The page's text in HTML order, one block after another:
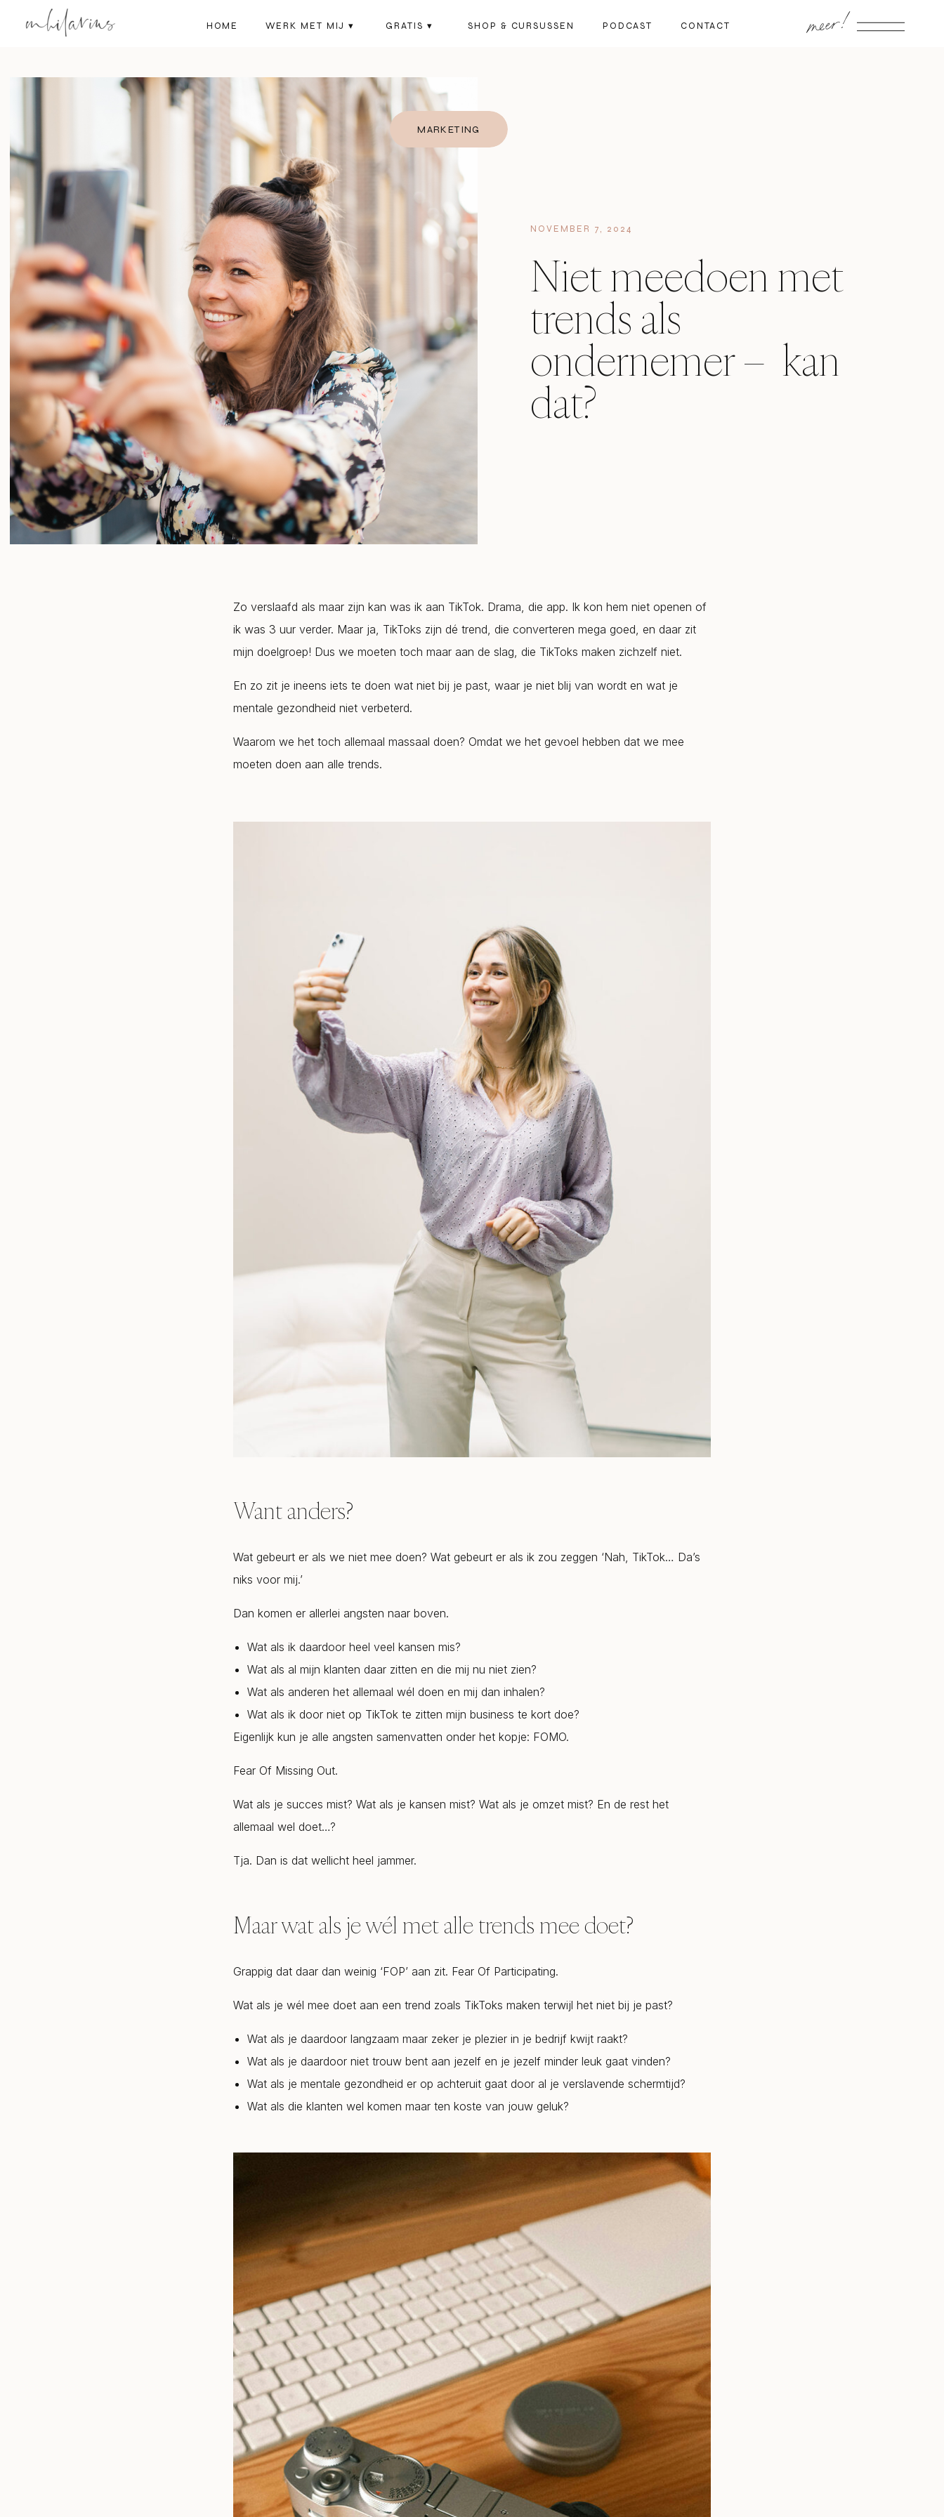
HOME PODCAST meer!
CONTACT
WERK MET MIJ ▾ GRATIS ▾ SHOP & CURSUSSEN
Niet meedoen met
trends als
ondernemer – kan
dat?
NOVEMBER 7, 2024
MARKETING
Zo verslaafd als maar zijn kan was ik aan TikTok. Drama, die app. Ik kon hem niet openen of
ik was 3 uur verder. Maar ja, TikToks zijn dé trend, die converteren mega goed, en daar zit
mijn doelgroep! Dus we moeten toch maar aan de slag, die TikToks maken zichzelf niet.
En zo zit je ineens iets te doen wat niet bij je past, waar je niet blij van wordt en wat je
mentale gezondheid niet verbeterd.
Waarom we het toch allemaal massaal doen? Omdat we het gevoel hebben dat we mee
moeten doen aan alle trends.
Want anders?
Wat gebeurt er als we niet mee doen? Wat gebeurt er als ik zou zeggen ‘Nah, TikTok… Da’s
niks voor mij.’
Dan komen er allerlei angsten naar boven.
Wat als ik daardoor heel veel kansen mis?
Wat als al mijn klanten daar zitten en die mij nu niet zien?
Wat als anderen het allemaal wél doen en mij dan inhalen?
Wat als ik door niet op TikTok te zitten mijn business te kort doe?
Eigenlijk kun je alle angsten samenvatten onder het kopje: FOMO.
Fear Of Missing Out.
Wat als je succes mist? Wat als je kansen mist? Wat als je omzet mist? En de rest het
allemaal wel doet…?
Tja. Dan is dat wellicht heel jammer.
Maar wat als je wél met alle trends mee doet?
Grappig dat daar dan weinig ‘FOP’ aan zit. Fear Of Participating.
Wat als je wél mee doet aan een trend zoals TikToks maken terwijl het niet bij je past?
Wat als je daardoor langzaam maar zeker je plezier in je bedrijf kwijt raakt?
Wat als je daardoor niet trouw bent aan jezelf en je jezelf minder leuk gaat vinden?
Wat als je mentale gezondheid er op achteruit gaat door al je verslavende schermtijd?
Wat als die klanten wel komen maar ten koste van jouw geluk?